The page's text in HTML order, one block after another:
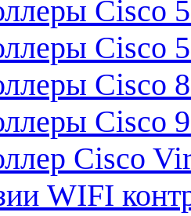
Cisco
Cisco
Cisco
Cisco
Cisco
WIFI